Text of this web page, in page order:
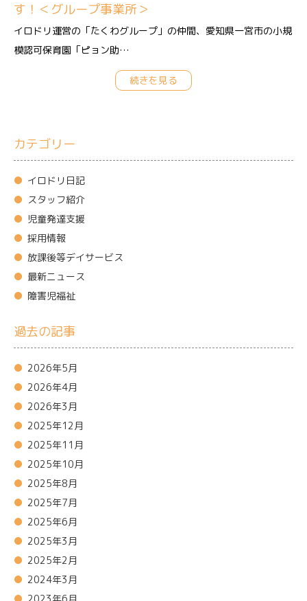
す！＜グループ事業所＞
イロドリ運営の「たくわグループ」の仲間、愛知県一宮市の小規
模認可保育園「ピョン助…
続きを見る
カテゴリー
イロドリ日記
スタッフ紹介
児童発達支援
採用情報
放課後等デイサービス
最新ニュース
障害児福祉
過去の記事
2026年5月
2026年4月
2026年3月
2025年12月
2025年11月
2025年10月
2025年8月
2025年7月
2025年6月
2025年3月
2025年2月
2024年3月